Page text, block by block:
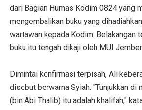
dari Bagian Humas Kodim 0824 yang
mengembalikan buku yang
wartawan kepada Kodim. Belakangan
buku itu tengah dikaji oleh MUI Jember.
Dimintai konfirmasi terpisah, Ali
disebut berwarna Syiah. "Tunjukkan di
(bin Abi Thalib) itu adalah khalifah,"